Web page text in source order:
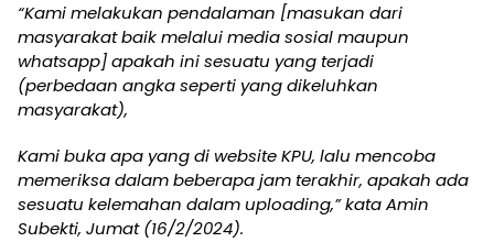
“Kami melakukan pendalaman [masukan dari
masyarakat baik melalui media sosial maupun
whatsapp] apakah ini sesuatu yang terjadi
(perbedaan angka seperti yang dikeluhkan
masyarakat),
Kami buka apa yang di website KPU, lalu mencoba
memeriksa dalam beberapa jam terakhir, apakah ada
sesuatu kelemahan dalam uploading,” kata Amin
Subekti, Jumat (16/2/2024).